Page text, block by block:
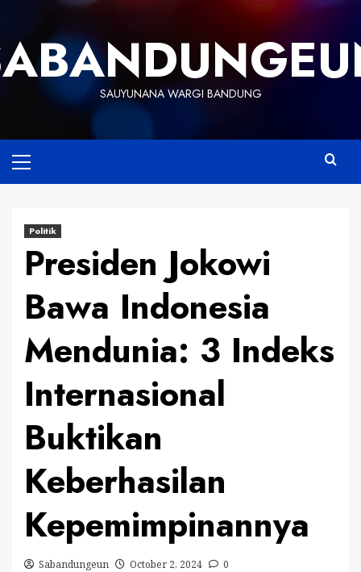
content
SAUYUNANA WARGI BANDUNG
Menu
Politik
Presiden Jokowi
Bawa Indonesia
Mendunia: 3 Indeks
Internasional
Buktikan
Keberhasilan
Kepemimpinannya
Sabandungeun October 2, 2024 0